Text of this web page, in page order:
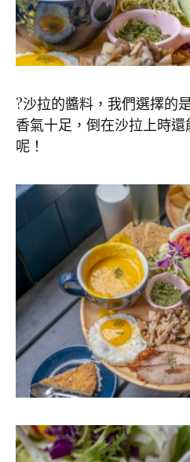
?沙拉的醬料，我們選擇的
香氣十足，倒在沙拉上時
呢！